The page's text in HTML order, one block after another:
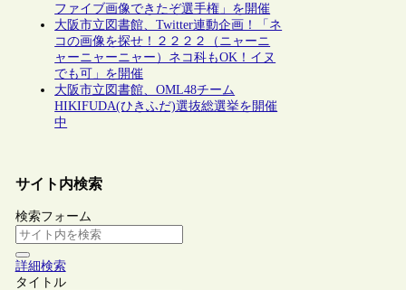
ファイブ画像できたぞ選手権」を開催
大阪市立図書館、Twitter連動企画！「ネ
コの画像を探せ！２２２２（ニャーニ
ャーニャーニャー）ネコ科もOK！イヌ
でも可」を開催
大阪市立図書館、OML48チーム
HIKIFUDA(ひきふだ)選抜総選挙を開催
中
サイト内検索
検索フォーム
詳細検索
タイトル